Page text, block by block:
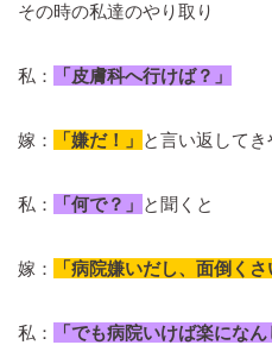
その時の私達のやり取り
私： 「皮膚科へ行けば？」
嫁： 「嫌だ！」 と言い返してき
私： 「何で？」 と聞くと
嫁： 「病院嫌いだし、面倒くさ
私： 「でも病院いけば楽になん